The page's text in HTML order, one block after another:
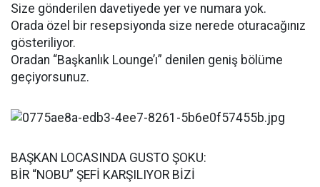
Size gönderilen davetiyede yer ve numara yok.
Orada özel bir resepsiyonda size nerede oturacağınız
gösteriliyor.
Oradan “Başkanlık Lounge’ı” denilen geniş bölüme
geçiyorsunuz.
BAŞKAN LOCASINDA GUSTO ŞOKU:
BİR “NOBU” ŞEFİ KARŞILIYOR BİZİ